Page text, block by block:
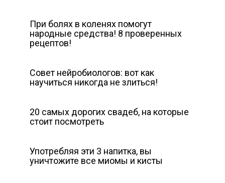
При болях в коленях помогут
народные средства! 8 проверенных
рецептов!
Совет нейробиологов: вот как
научиться никогда не злиться!
20 самых дорогих свадеб, на которые
стоит посмотреть
Употребляя эти 3 напитка, вы
уничтожите все миомы и кисты